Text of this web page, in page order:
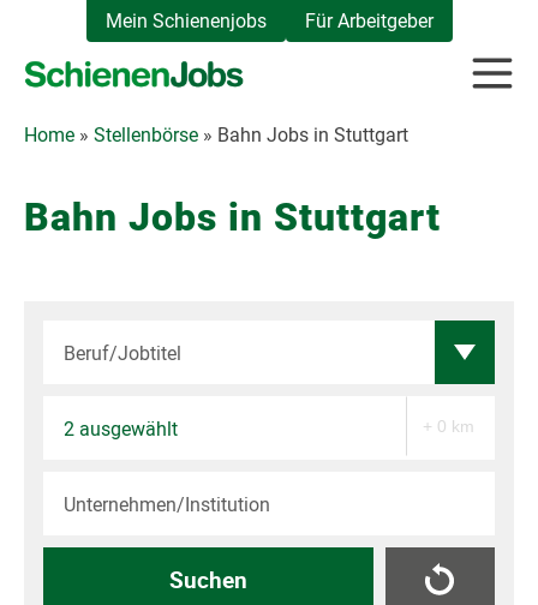
springen
Mein Schienenjobs Für Arbeitgeber
Home » Stellenbörse » Bahn Jobs in Stuttgart
Bahn Jobs in Stuttgart